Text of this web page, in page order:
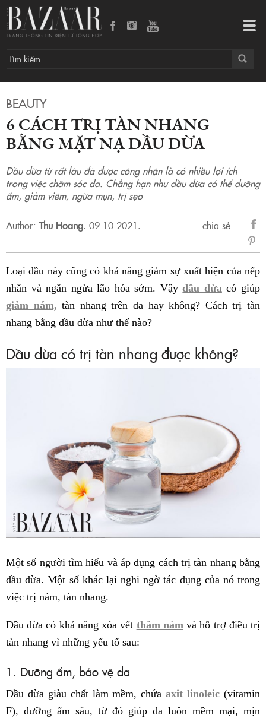
BEAUTY
6 CÁCH TRỊ TÀN NHANG
BẰNG MẶT NẠ DẦU DỪA
Dầu dừa từ rất lâu đã được công nhận là có nhiều lợi ích
trong việc chăm sóc da. Chẳng hạn như dầu dừa có thể dưỡng
ẩm, giảm viêm, ngừa mụn, trị sẹo
Author: Thu Hoang. 09-10-2021.
chia sẻ
sẻ
Loại dầu này cũng có khả năng giảm sự xuất hiện của nếp
nhăn và ngăn ngừa lão hóa sớm. Vậydầu dừa có giúp
giảm nám, tàn nhang trên da hay không? Cách trị tàn
nhang bằng dầu dừa như thế nào?
Dầu dừa có trị tàn nhang được không?
Một số người tìm hiểu và áp dụng cách trị tàn nhang bằng
dầu dừa. Một số khác lại nghi ngờ tác dụng của nó trong
việc trị nám, tàn nhang.
Dầu dừa có khả năng xóa vết thâm námvà hỗ trợ điều trị
tàn nhang vì những yếu tố sau:
1. Dưỡng ẩm, bảo vệ da
Dầu dừa giàu chất làm mềm, chứaaxit linoleic (vitamin
F), dưỡng ẩm sâu, từ đó giúp da luôn mềm mại, mịn
6 cách trị tàn nhang bằng mặt nạ dầu dừa